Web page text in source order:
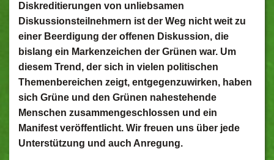
Diskreditierungen von unliebsamen
Diskussionsteilnehmern ist der Weg nicht weit zu
einer Beerdigung der offenen Diskussion, die
bislang ein Markenzeichen der Grünen war. Um
diesem Trend, der sich in vielen politischen
Themenbereichen zeigt, entgegenzuwirken, haben
sich Grüne und den Grünen nahestehende
Menschen zusammengeschlossen und ein
Manifest veröffentlicht. Wir freuen uns über jede
Unterstützung und auch Anregung.